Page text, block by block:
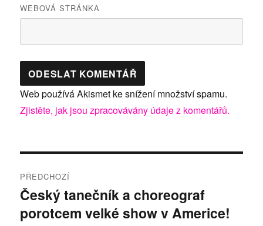
WEBOVÁ STRÁNKA
Web používá Akismet ke snížení množství spamu.
Zjistěte, jak jsou zpracovávány údaje z komentářů.
pro
příspěvek
PŘEDCHOZÍ
Předchozí
příspěvek:
Český tanečník a choreograf
porotcem velké show v Americe!